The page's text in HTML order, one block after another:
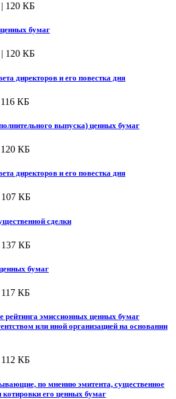
120 КБ
бумаг
120 КБ
директоров и его повестка дня
КБ
выпуска) ценных бумаг
КБ
директоров и его повестка дня
107 КБ
сделки
137 КБ
бумаг
КБ
рейтинга эмиссионных ценных бумаг
или иной организацией на основании
КБ
по мнению эмитента, существенное
котировки его ценных бумаг